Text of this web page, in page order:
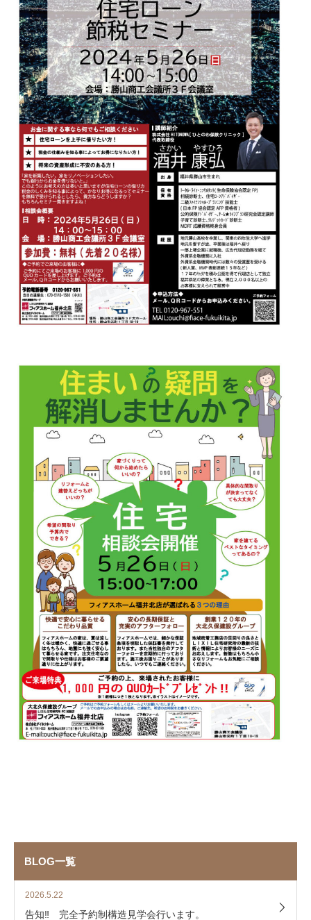
BLOG一覧
2026.5.22
告知‼ 完全予約制構造見学会行います。